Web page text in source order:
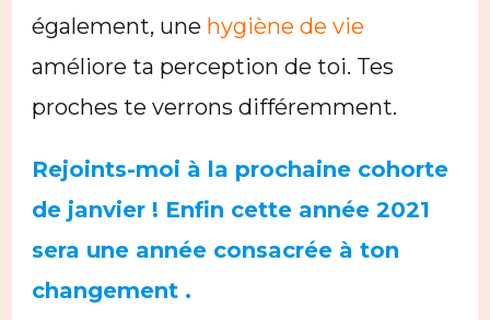
également, une hygiène de vie
améliore ta perception de toi. Tes
proches te verrons différemment.
Rejoints-moi à la prochaine cohorte
de janvier ! Enfin cette année 2021
sera une année consacrée à ton
changement .